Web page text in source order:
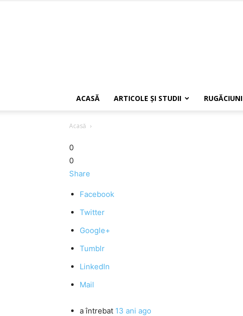
ACASĂ ARTICOLE ŞI STUDII RUGĂCIUNI
Acasă
0
0
Share
Facebook
Twitter
Google+
Tumblr
LinkedIn
Mail
a întrebat 13 ani ago